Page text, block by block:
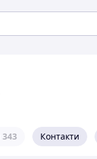
343 Контакти